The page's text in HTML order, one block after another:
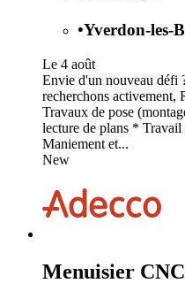
•Yverdon-les-
Le 4 août
Envie d'un nouveau défi
recherchons activement,
Travaux de pose
lecture de plans *
Maniement et...
New
Menuisier